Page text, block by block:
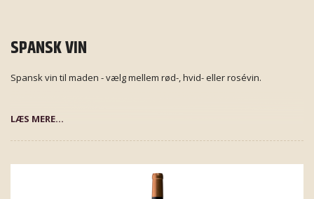
SPANSK VIN
Spansk vin til maden - vælg mellem rød-, hvid- eller rosévin.
LÆS MERE...